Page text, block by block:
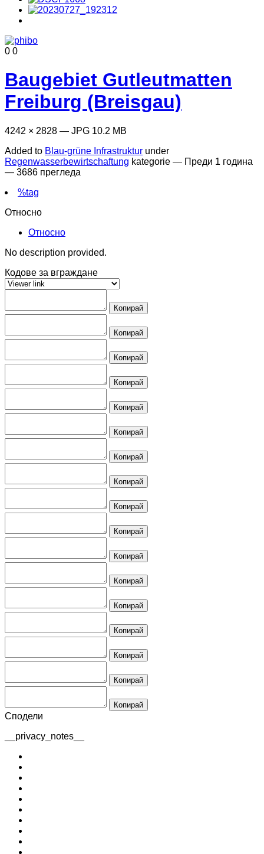
0 0
Baugebiet Gutleutmatten
Freiburg (Breisgau)
4242 × 2828 — JPG 10.2 MB
Added to Blau-grüne Infrastruktur under
Regenwasserbewirtschaftung kategorie — Преди 1 година
— 3686 прегледа
%tag
Относно
Относно
No description provided.
Кодове за вграждане
Копирай
Копирай
Копирай
Копирай
Копирай
Копирай
Копирай
Копирай
Копирай
Копирай
Копирай
Копирай
Копирай
Копирай
Копирай
Копирай
Копирай
Сподели
__privacy_notes__